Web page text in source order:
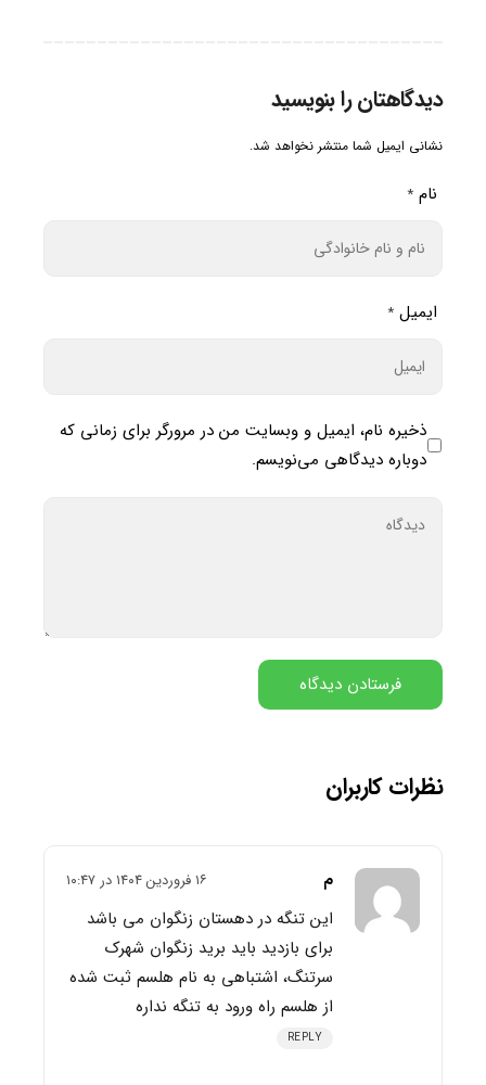
دیدگاهتان را بنویسید
نشانی ایمیل شما منتشر نخواهد شد.
نام *
ایمیل *
ذخیره نام، ایمیل و وبسایت من در مرورگر برای زمانی که
دوباره دیدگاهی می‌نویسم.
نظرات کاربران
م ۱۶ فروردین ۱۴۰۴ در ۱۰:۴۷
این تنگه در دهستان زنگوان می باشد
برای بازدید باید برید زنگوان شهرک
سرتنگ، اشتباهی به نام هلسم ثبت شده
از هلسم راه ورود به تنگه نداره
REPLY